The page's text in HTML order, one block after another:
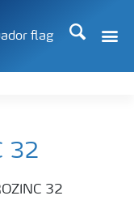
Buscar
32